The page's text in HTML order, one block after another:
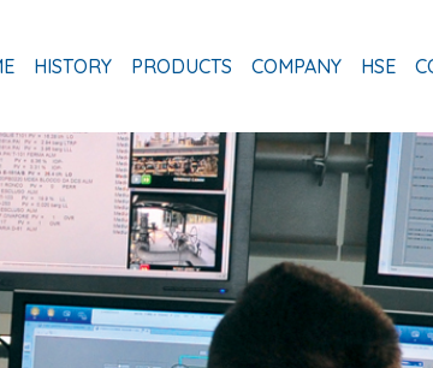
HISTORY PRODUCTS COMPANY HSE